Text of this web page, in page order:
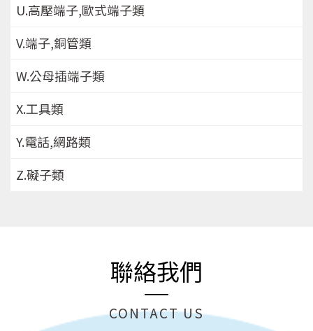
U.高壓端子,歐式端子類
V.端子,銅管類
W.公母插端子類
X.工具類
Y.電話,網路類
Z.礙子類
聯絡我們
CONTACT US